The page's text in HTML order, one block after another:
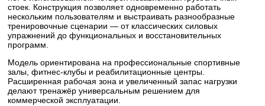
стоек. Конструкция позволяет одновременно работать
нескольким пользователям и выстраивать разнообразные
тренировочные сценарии — от классических силовых
упражнений до функциональных и восстановительных
программ.
Модель ориентирована на профессиональные спортивные
залы, фитнес-клубы и реабилитационные центры.
Расширенная рабочая зона и увеличенный запас нагрузки
делают тренажёр универсальным решением для
коммерческой эксплуатации.